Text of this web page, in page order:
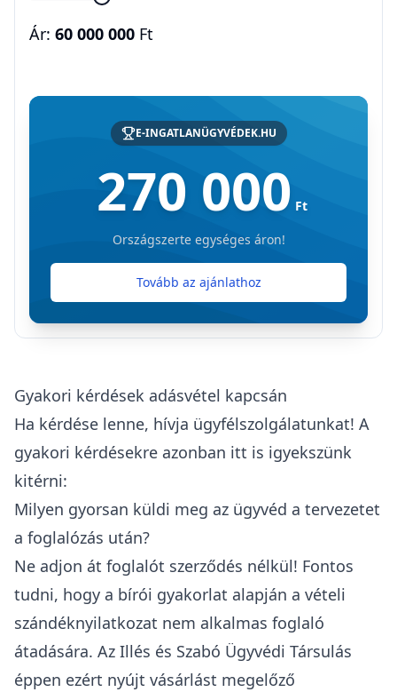
Ár: 60 000 000 Ft
E-INGATLANÜGYVÉDEK.HU
270 000 Ft
Országszerte egységes áron!
Tovább az ajánlathoz
Gyakori kérdések adásvétel kapcsán
Ha kérdése lenne, hívja ügyfélszolgálatunkat! A
gyakori kérdésekre azonban itt is igyekszünk
kitérni:
Milyen gyorsan küldi meg az ügyvéd a tervezetet
a foglalózás után?
Ne adjon át foglalót szerződés nélkül! Fontos
tudni, hogy a bírói gyakorlat alapján a vételi
szándéknyilatkozat nem alkalmas foglaló
átadására. Az Illés és Szabó Ügyvédi Társulás
éppen ezért nyújt vásárlást megelőző